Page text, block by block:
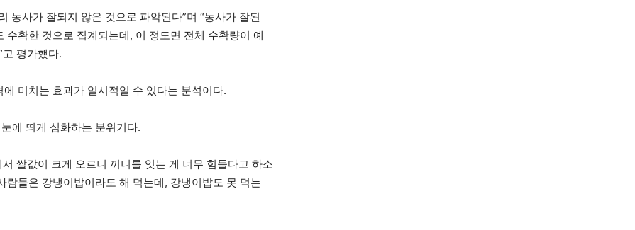
농사가 잘되지 않은 것으로 파악된다”며 “농사가 잘된
확한 것으로 집계되는데, 이 정도면 전체 수확량이 예
평가했다.
미치는 효과가 일시적일 수 있다는 분석이다.
에 띄게 심화하는 분위기다.
쌀값이 크게 오르니 끼니를 잇는 게 너무 힘들다고 하소
람들은 강냉이밥이라도 해 먹는데, 강냉이밥도 못 먹는